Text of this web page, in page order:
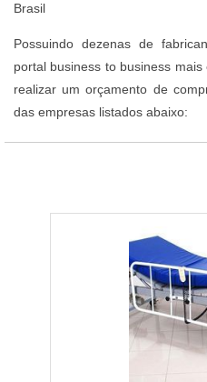
Brasil
Possuindo dezenas de
portal business to business
realizar um orçamento de
das empresas listados abaixo: